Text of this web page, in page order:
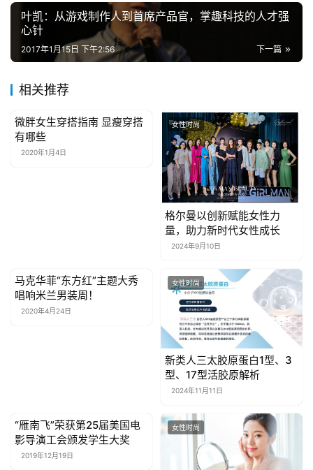
叶凯：从游戏制作人到首席产品官，掌趣科技的人才强
心针
下一篇
2017年1月15日 下午2:56
相关推荐
女性时尚
微胖女生穿搭指南 显瘦穿搭
有哪些
2020年1月4日
女性时尚
格尔曼以创新赋能女性力
量，助力新时代女性成长
2024年9月10日
女性时尚
马克华菲“东方红”主题大秀
唱响米兰男装周！
2020年4月24日
女性时尚
新类人三太胶原蛋白1型、3
型、17型活胶原解析
2024年11月11日
女性时尚
“雁南飞”荣获第25届美国电
影导演工会颁发学生大奖
2019年12月19日
女性时尚